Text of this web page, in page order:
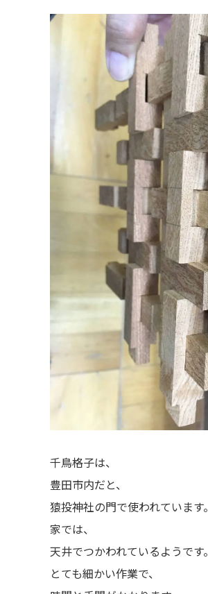
千鳥格子は、
豊田市内だと、
猿投神社の門で使われています。
家では、
天井でつかわれているようです。
とても細かい作業で、